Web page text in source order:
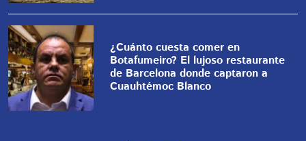
¿Cuánto cuesta comer en
Botafumeiro? El lujoso restaurante
de Barcelona donde captaron a
Cuauhtémoc Blanco